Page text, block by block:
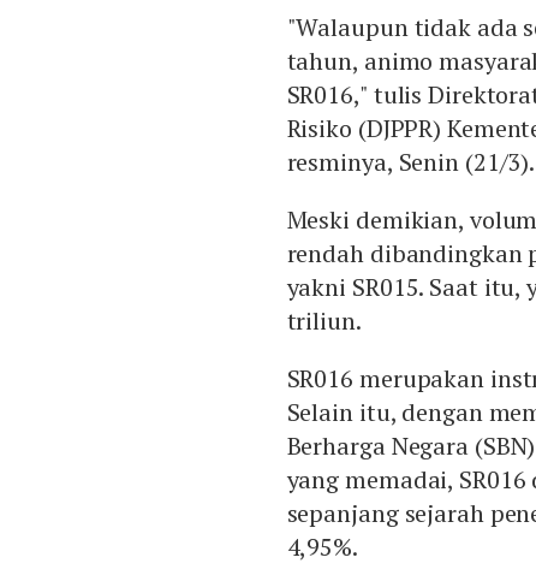
"Walaupun tidak ada
tahun, animo
SR016," tulis
Risiko (DJPPR)
resminya, Senin (21/3).
Meski demikian,
rendah dibandingkan
yakni SR015. Saat itu,
triliun.
SR016 merupakan
Selain itu, dengan
Berharga Negara
yang memadai,
sepanjang sejarah
4,95%.